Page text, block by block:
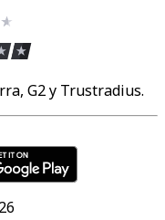
G2 y Trustradius.